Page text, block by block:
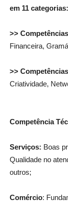
em 11 categorias:
>>
Financeira,
>>
Criatividade,
Competência
Serviços: Boas
Qualidade no
outros;
Comércio: